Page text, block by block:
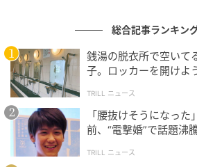
#118 浮気してるよね？
前の話
半分夫
総合記事ランキン
銭湯の脱衣所で空いて
子。ロッカーを開けよ
中で拍手」
TRILL ニュース
「腰抜けそうになっ
前、“電撃婚”で話題沸
TRILL ニュース